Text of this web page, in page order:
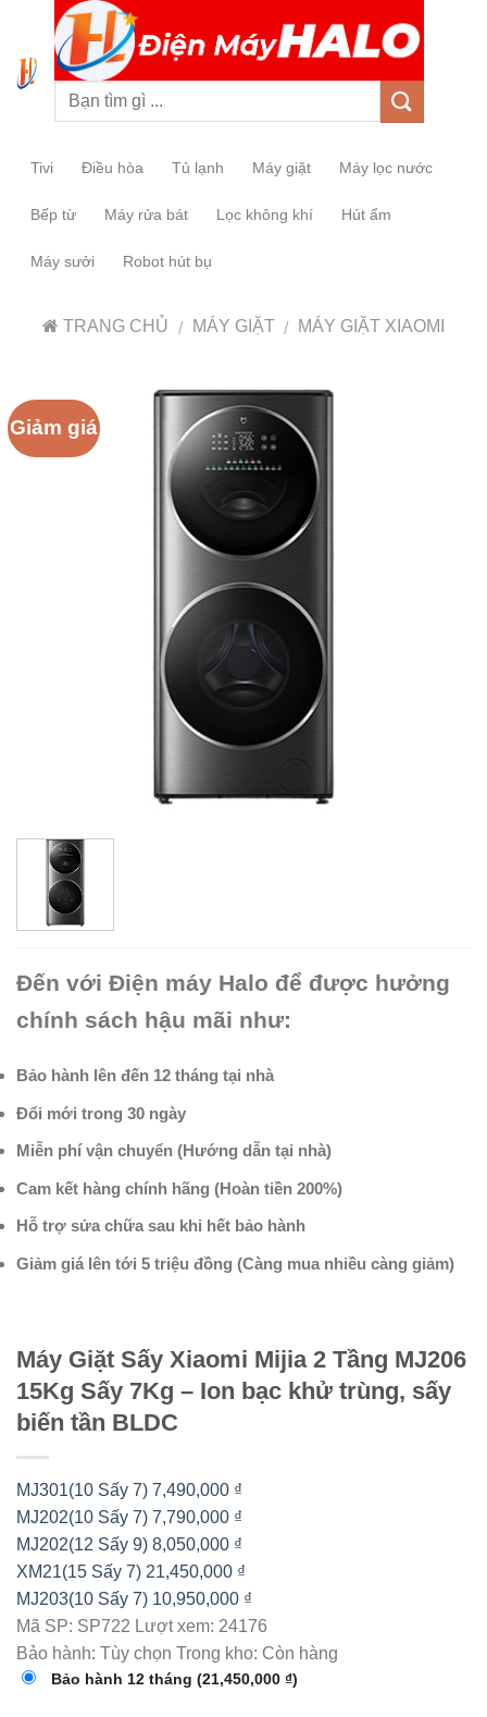
Tivi Điều hòa Tủ lạnh Máy giặt Máy lọc nước
Bếp từ Máy rửa bát Lọc không khí Hút ẩm
Máy sưởi Robot hút bụ
TRANG CHỦ / MÁY GIẶT / MÁY GIẶT XIAOMI
Giảm giá
Đến với Điện máy Halo để được hưởng
chính sách hậu mãi như:
Bảo hành lên đến 12 tháng tại nhà
Đổi mới trong 30 ngày
Miễn phí vận chuyển (Hướng dẫn tại nhà)
Cam kết hàng chính hãng (Hoàn tiền 200%)
Hỗ trợ sửa chữa sau khi hết bảo hành
Giảm giá lên tới 5 triệu đồng (Càng mua nhiều càng giảm)
Máy Giặt Sấy Xiaomi Mijia 2 Tầng MJ206
15Kg Sấy 7Kg – Ion bạc khử trùng, sấy
biến tần BLDC
MJ301(10 Sấy 7) 7,490,000 ₫
MJ202(10 Sấy 7) 7,790,000 ₫
MJ202(12 Sấy 9) 8,050,000 ₫
XM21(15 Sấy 7) 21,450,000 ₫
MJ203(10 Sấy 7) 10,950,000 ₫
Mã SP: SP722 Lượt xem: 24176
Bảo hành: Tùy chọn Trong kho: Còn hàng
Bảo hành 12 tháng (21,450,000 ₫)